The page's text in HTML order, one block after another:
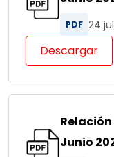
PDF 24
Descargar
Relación
Junio